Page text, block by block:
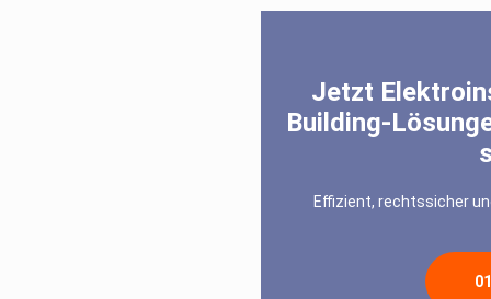
Jetzt
Building-
Effizient, rechtssicher